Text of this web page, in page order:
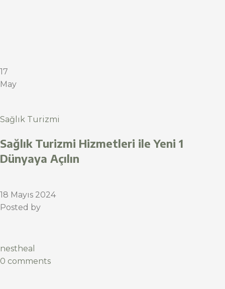
17
May
Sağlık Turizmi
Sağlık Turizmi Hizmetleri ile Yeni 1
Dünyaya Açılın
18 Mayıs 2024
Posted by
nestheal
0 comments